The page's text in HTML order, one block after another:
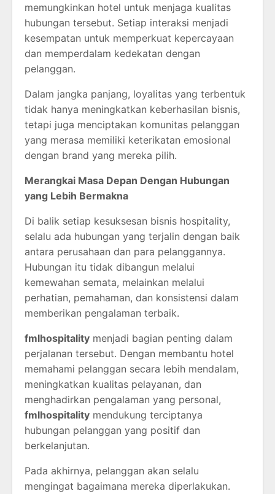
memungkinkan hotel untuk menjaga kualitas
hubungan tersebut. Setiap interaksi menjadi
kesempatan untuk memperkuat kepercayaan
dan memperdalam kedekatan dengan
pelanggan.
Dalam jangka panjang, loyalitas yang terbentuk
tidak hanya meningkatkan keberhasilan bisnis,
tetapi juga menciptakan komunitas pelanggan
yang merasa memiliki keterikatan emosional
dengan brand yang mereka pilih.
Merangkai Masa Depan Dengan Hubungan
yang Lebih Bermakna
Di balik setiap kesuksesan bisnis hospitality,
selalu ada hubungan yang terjalin dengan baik
antara perusahaan dan para pelanggannya.
Hubungan itu tidak dibangun melalui
kemewahan semata, melainkan melalui
perhatian, pemahaman, dan konsistensi dalam
memberikan pengalaman terbaik.
fmlhospitality menjadi bagian penting dalam
perjalanan tersebut. Dengan membantu hotel
memahami pelanggan secara lebih mendalam,
meningkatkan kualitas pelayanan, dan
menghadirkan pengalaman yang personal,
fmlhospitality mendukung terciptanya
hubungan pelanggan yang positif dan
berkelanjutan.
Pada akhirnya, pelanggan akan selalu
mengingat bagaimana mereka diperlakukan.